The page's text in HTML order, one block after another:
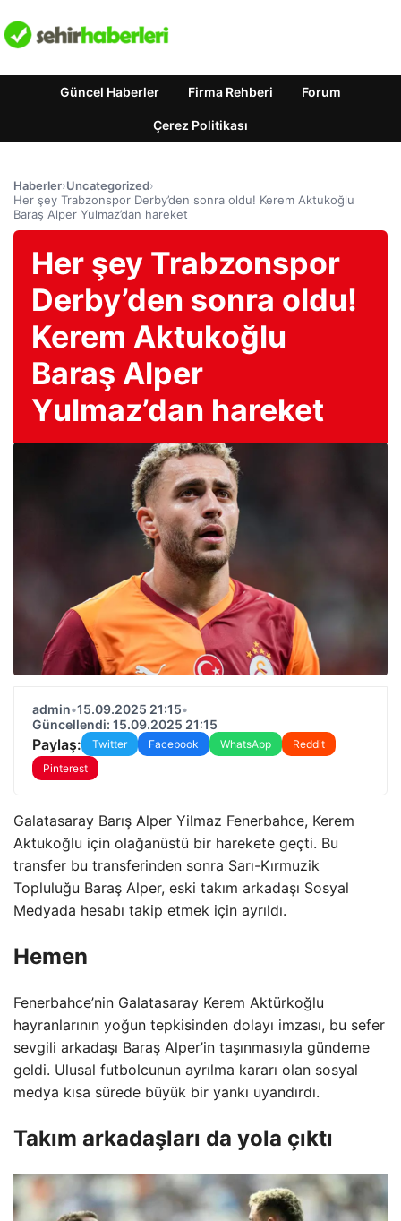
Güncel Haberler Firma Rehberi Forum
Çerez Politikası
Haberler›Uncategorized›
Her şey Trabzonspor Derby’den sonra oldu! Kerem Aktukoğlu
Baraş Alper Yulmaz’dan hareket
Her şey Trabzonspor
Derby’den sonra oldu!
Kerem Aktukoğlu
Baraş Alper
Yulmaz’dan hareket
admin•15.09.2025 21:15•
Güncellendi: 15.09.2025 21:15
Paylaş: Twitter Facebook WhatsApp
Reddit
Pinterest
Galatasaray Barış Alper Yilmaz Fenerbahce, Kerem
Aktukoğlu için olağanüstü bir harekete geçti. Bu
transfer bu transferinden sonra Sarı-Kırmuzik
Topluluğu Baraş Alper, eski takım arkadaşı Sosyal
Medyada hesabı takip etmek için ayrıldı.
Hemen
Fenerbahce’nin Galatasaray Kerem Aktürkoğlu
hayranlarının yoğun tepkisinden dolayı imzası, bu sefer
sevgili arkadaşı Baraş Alper’in taşınmasıyla gündeme
geldi. Ulusal futbolcunun ayrılma kararı olan sosyal
medya kısa sürede büyük bir yankı uyandırdı.
Takım arkadaşları da yola çıktı